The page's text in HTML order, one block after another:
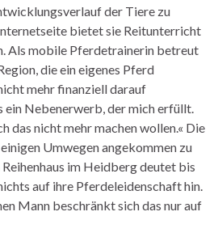
der Tiere zu
bietet sie Reitunterricht
Als mobile Pferdetrainerin betreut
die ein eigenes Pferd
mehr finanziell darauf
ein Nebenerwerb, der mich erfüllt.
das nicht mehr machen wollen.« Die
Umwegen angekommen zu
im Heidberg deutet bis
auf ihre Pferdeleidenschaft hin.
Mann beschränkt sich das nur auf